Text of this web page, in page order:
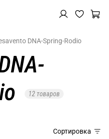
DNA-Spring-Rodio
12 товаров
Сортировка